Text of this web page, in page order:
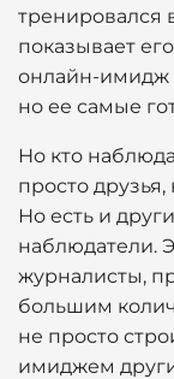
тренировался
показывает
онлайн-имидж
но ее самые
Но кто
просто
Но есть и
наблюдатели.
журналисты,
большим
не просто
имиджем